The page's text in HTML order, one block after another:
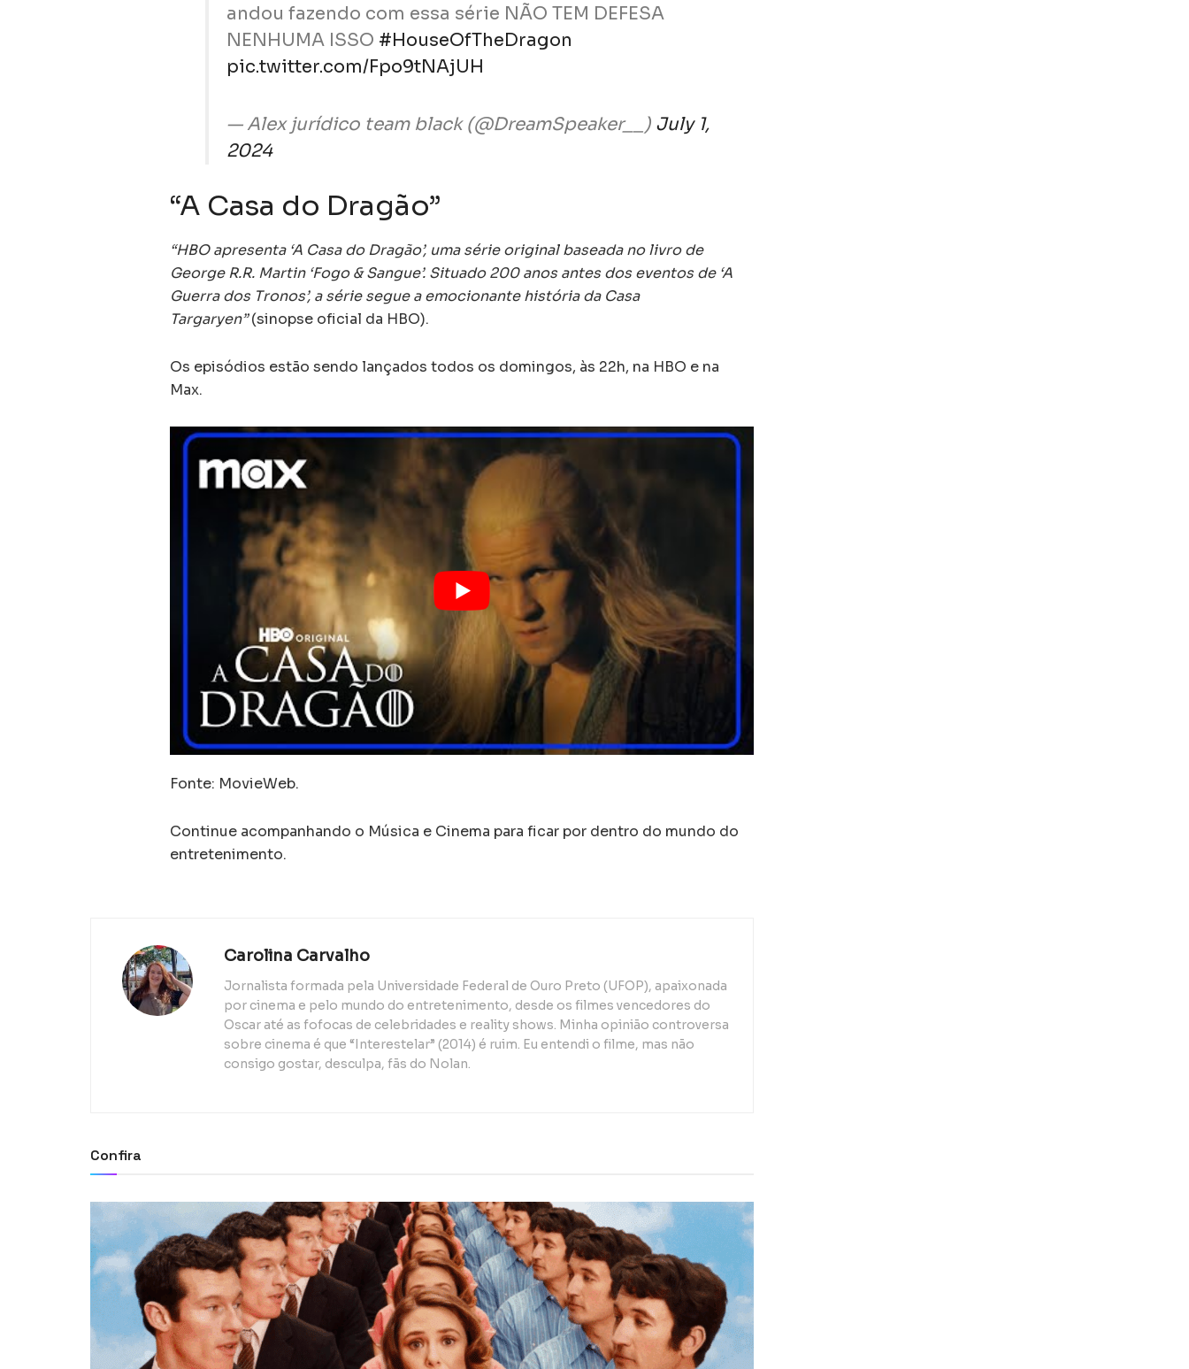
andou fazendo com essa série NÃO TEM DEFESA
NENHUMA ISSO #HouseOfTheDragon
pic.twitter.com/Fpo9tNAjUH
— Alex jurídico team black (@DreamSpeaker__) July 1,
2024
“A Casa do Dragão”
“HBO apresenta ‘A Casa do Dragão’, uma série original baseada no livro de
George R.R. Martin ‘Fogo & Sangue’. Situado 200 anos antes dos eventos de ‘A
Guerra dos Tronos’, a série segue a emocionante história da Casa
Targaryen”(sinopse oficial da HBO).
Os episódios estão sendo lançados todos os domingos, às 22h, na HBO e na
Max.
Fonte: MovieWeb.
Continue acompanhando o Música e Cinema para ficar por dentro do mundo do
entretenimento.
Carolina Carvalho
Jornalista formada pela Universidade Federal de Ouro Preto (UFOP), apaixonada
por cinema e pelo mundo do entretenimento, desde os filmes vencedores do
Oscar até as fofocas de celebridades e reality shows. Minha opinião controversa
sobre cinema é que “Interestelar” (2014) é ruim. Eu entendi o filme, mas não
consigo gostar, desculpa, fãs do Nolan.
Confira